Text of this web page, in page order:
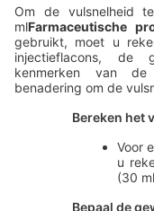
Om de vulsnelheid
mlFarmaceutische
gebruikt, moet u
injectieflacons, de
kenmerken van de
benadering om de
Bereken het
Voor
u
(30
Bepaal de